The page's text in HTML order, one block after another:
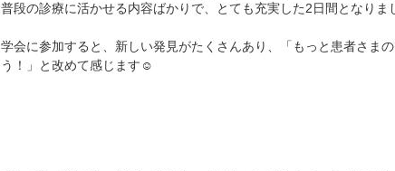
普段の診療に活かせる内容ばかりで、とても充実した2日間となりま
学会に参加すると、新しい発見がたくさんあり、「もっと患者さま
う！」と改めて感じます☺️